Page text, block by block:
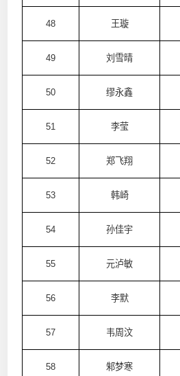
48 王璇
49 刘雪晴
50 缪永鑫
51 李莹
52 郑飞翔
53 韩崎
54 孙佳宇
55 元泸敏
56 李默
57 韦周汶
58 邾梦寒